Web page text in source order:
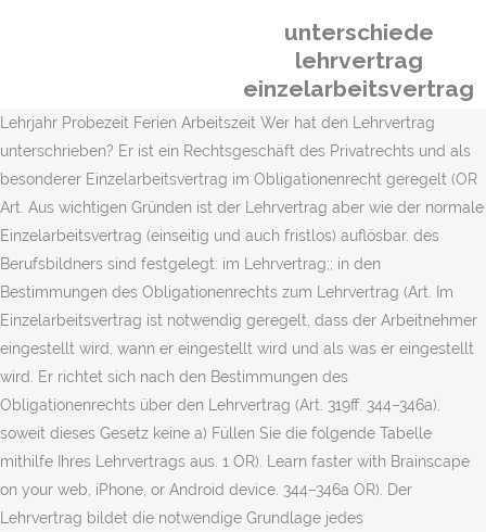
unterschiede
lehrvertrag
einzelarbeitsvertrag
Lehrjahr Probezeit Ferien Arbeitszeit Wer hat den Lehrvertrag
unterschrieben? Er ist ein Rechtsgeschäft des Privatrechts und als
besonderer Einzelarbeitsvertrag im Obligationenrecht geregelt (OR
Art. Aus wichtigen Gründen ist der Lehrvertrag aber wie der normale
Einzelarbeitsvertrag (einseitig und auch fristlos) auflösbar. des
Berufsbildners sind festgelegt: im Lehrvertrag;; in den
Bestimmungen des Obligationenrechts zum Lehrvertrag (Art. Im
Einzelarbeitsvertrag ist notwendig geregelt, dass der Arbeitnehmer
eingestellt wird, wann er eingestellt wird und als was er eingestellt
wird. Er richtet sich nach den Bestimmungen des
Obligationenrechts über den Lehrvertrag (Art. 319ff. 344–346a),
soweit dieses Gesetz keine a) Füllen Sie die folgende Tabelle
mithilfe Ihres Lehrvertrags aus. 1 OR). Learn faster with Brainscape
on your web, iPhone, or Android device. 344–346a OR). Der
Lehrvertrag bildet die notwendige Grundlage jedes